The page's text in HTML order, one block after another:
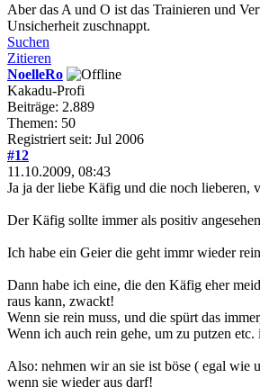
Aber das A und O ist das Trainieren und
Unsicherheit zuschnappt.
Suchen
Zitieren
NoelleRo
Kakadu-Profi
Beiträge: 2.889
Themen: 50
Registriert seit: Jul 2006
#12
11.10.2009, 08:43
Ja ja der liebe Käfig und die noch lieberen,
Der Käfig sollte immer als positiv
Ich habe ein Geier die geht immr wieder
Dann habe ich eine, die den Käfig eher
raus kann, zwackt!
Wenn sie rein muss, und die spürt das
Wenn ich auch rein gehe, um zu putzen
Also: nehmen wir an sie ist böse ( egal wie
wenn sie wieder aus darf!